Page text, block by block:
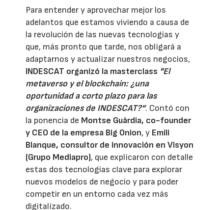
Para entender y aprovechar mejor los
adelantos que estamos viviendo a causa de
la revolución de las nuevas tecnologías y
que, más pronto que tarde, nos obligará a
adaptarnos y actualizar nuestros negocios,
INDESCAT organizó la masterclass "El
metaverso y el blockchain: ¿una
oportunidad a corto plazo para las
organizaciones de INDESCAT?”. Contó con
la ponencia de Montse Guàrdia, co-founder
y CEO de la empresa Big Onion, y Emili
Blanque, consultor de innovación en Visyon
(Grupo Mediapro), que explicaron con detalle
estas dos tecnologías clave para explorar
nuevos modelos de negocio y para poder
competir en un entorno cada vez más
digitalizado.